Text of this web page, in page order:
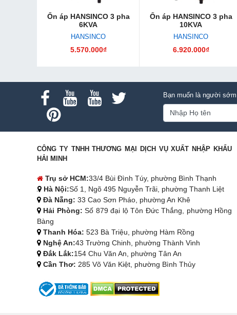
Ổn áp HANSINCO 3 pha
6KVA
HANSINCO
5.570.000₫
Ổn áp HANSINCO 3 pha
10KVA
HANSINCO
6.920.000₫
Bạn muốn là người
CÔNG TY TNHH THƯƠNG MẠI DỊCH VỤ XUẤT NHẬP KHẨU
HẢI MINH
Trụ sở HCM:33/4 Bùi Đình Túy, phường Bình Thạnh
Hà Nội:Số 1, Ngõ 495 Nguyễn Trãi, phường Thanh Liệt
Đà Nẵng: 33 Cao Sơn Pháo, phường An Khê
Hải Phòng: Số 879 đại lộ Tôn Đức Thắng, phường Hồng
Bàng
Thanh Hóa: 523 Bà Triệu, phường Hàm Rồng
Nghệ An:43 Trường Chinh, phường Thành Vinh
Đắk Lắk:154 Chu Văn An, phường Tân An
Cần Thơ: 285 Võ Văn Kiệt, phường Bình Thủy